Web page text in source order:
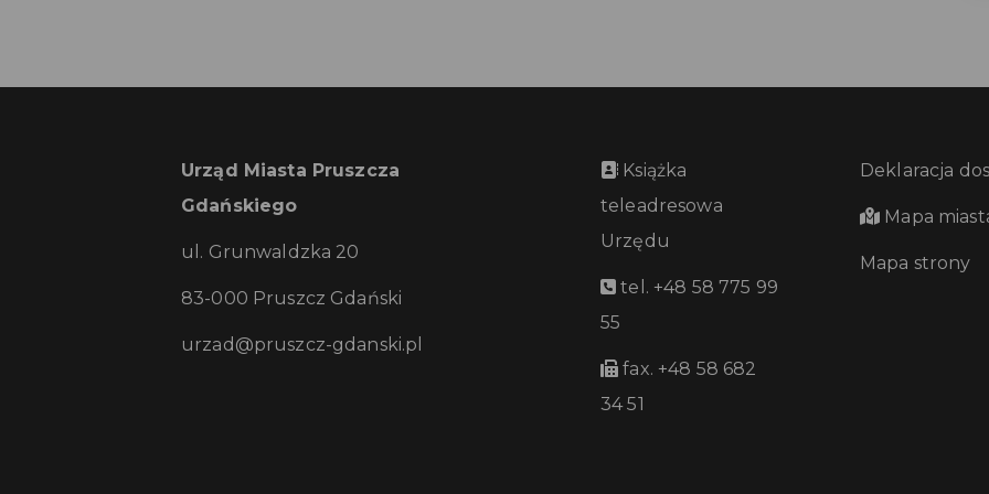
Urząd Miasta Pruszcza
Gdańskiego
ul. Grunwaldzka 20
83-000 Pruszcz Gdański
urzad@pruszcz-gdanski.pl
Książka
teleadresowa
Urzędu
tel. +48 58 775 99
55
fax. +48 58 682
34 51
Deklaracja
Mapa
Mapa strony